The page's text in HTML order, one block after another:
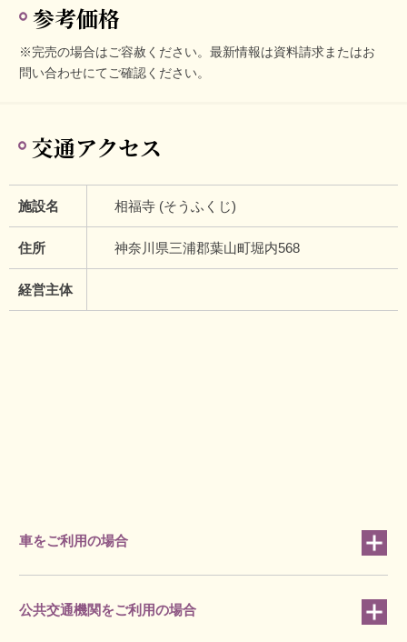
参考価格
※完売の場合はご容赦ください。最新情報は資料請求またはお
問い合わせにてご確認ください。
交通アクセス
施設名 相福寺 (そうふくじ)
住所 神奈川県三浦郡葉山町堀内568
経営主体
車をご利用の場合
公共交通機関をご利用の場合